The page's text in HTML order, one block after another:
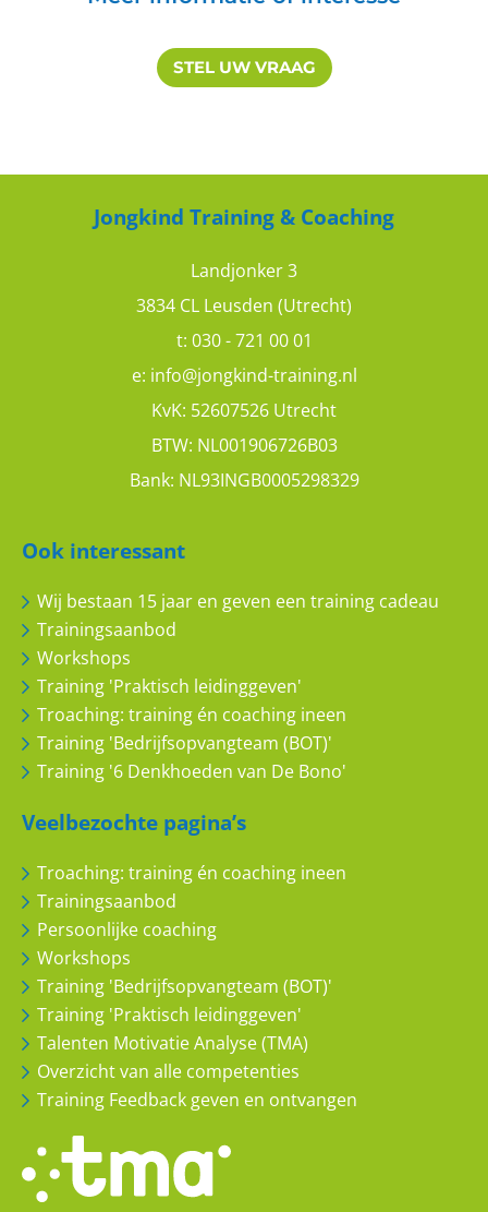
JOUW ERVARING
WAARDERING
NAAM
BEDRIJF
STEL UW VRAAG
Jongkind Training & Coaching
Landjonker 3
3834 CL Leusden (Utrecht)
t: 030 - 721 00 01
e: info@jongkind-training.nl
KvK: 52607526 Utrecht
BTW: NL001906726B03
Bank: NL93INGB0005298329
Ook interessant
Wij bestaan 15 jaar en geven een training cadeau
Trainingsaanbod
Workshops
Training 'Praktisch leidinggeven'
Troaching: training én coaching ineen
Training 'Bedrijfsopvangteam (BOT)'
Training '6 Denkhoeden van De Bono'
Veelbezochte pagina’s
Troaching: training én coaching ineen
Trainingsaanbod
Persoonlijke coaching
Workshops
Training 'Bedrijfsopvangteam (BOT)'
Training 'Praktisch leidinggeven'
Talenten Motivatie Analyse (TMA)
Overzicht van alle competenties
Training Feedback geven en ontvangen